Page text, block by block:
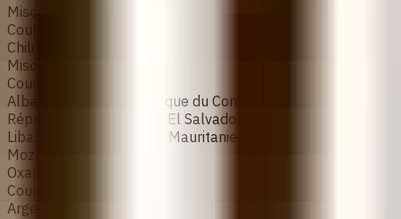
Misotrol
Countries
Chili et Amérique Latine
Misofar
Countries
Albanie, Angola, République du Congo, Côte d'Ivoire,
République dominicaine, El Salvador, Guinée, Honduras,
Liban, Madagascar, Mali, Mauritanie, Moldavie,
Mozambique, Espagne
Oxaprost®
Countries
Argentina